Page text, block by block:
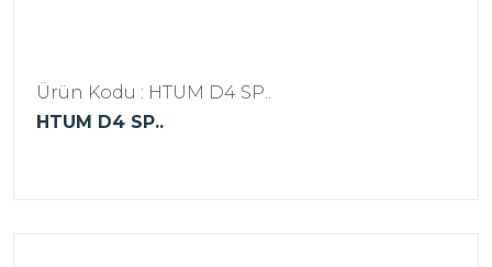
Ürün Kodu : HTUM D4 SP..
HTUM D4 SP..